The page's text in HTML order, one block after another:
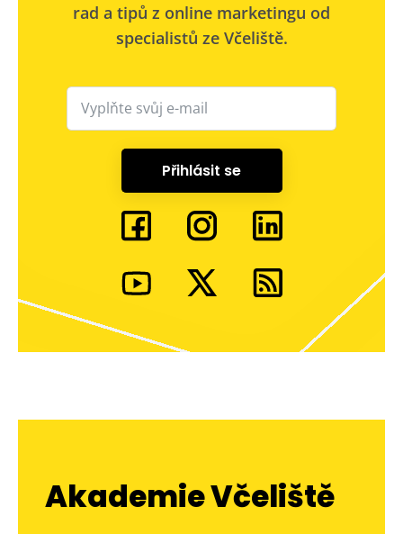
rad a tipů z online marketingu od
specialistů ze Včeliště.
Přihlásit se
Akademie Včeliště